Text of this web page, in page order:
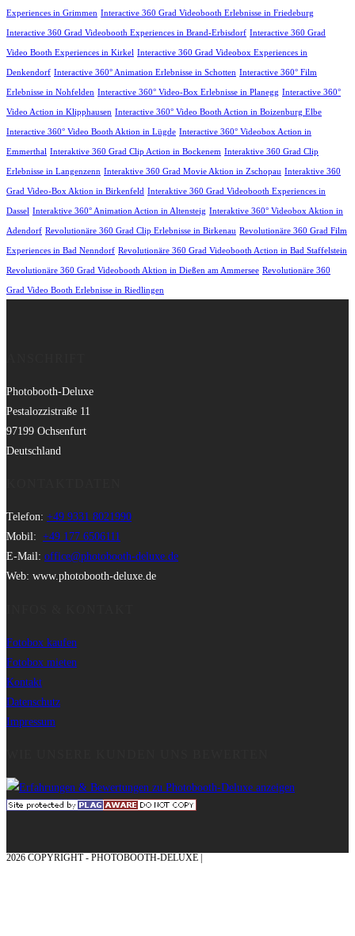
Experiences in Grimmen Interactive 360 Grad Videobooth Erlebnisse in Friedeburg
Interactive 360 Grad Videobooth Experiences in Brand-Erbisdorf Interactive 360 Grad
Video Booth Experiences in Kirkel Interactive 360 Grad Videobox Experiences in
Denkendorf Interactive 360° Animation Erlebnisse in Schotten Interactive 360° Film
Erlebnisse in Nohfelden Interactive 360° Video-Box Erlebnisse in Planegg Interactive 360°
Video Action in Klipphausen Interactive 360° Video Booth Action in Boizenburg Elbe
Interactive 360° Video Booth Aktion in Lügde Interactive 360° Videobox Action in
Emmerthal Interaktive 360 Grad Clip Action in Bockenem Interaktive 360 Grad Clip
Erlebnisse in Langenzenn Interaktive 360 Grad Movie Aktion in Zschopau Interaktive 360
Grad Video-Box Aktion in Birkenfeld Interaktive 360 Grad Videobooth Experiences in
Dassel Interaktive 360° Animation Action in Altensteig Interaktive 360° Videobox Aktion in
Adendorf Revolutionäre 360 Grad Clip Erlebnisse in Birkenau Revolutionäre 360 Grad Film
Experiences in Bad Nenndorf Revolutionäre 360 Grad Videobooth Action in Bad Staffelstein
Revolutionäre 360 Grad Videobooth Aktion in Dießen am Ammersee Revolutionäre 360
Grad Video Booth Erlebnisse in Riedlingen
Photobooth-Deluxe
Pestalozzistraße 11
97199 Ochsenfurt
Deutschland
Telefon: +49 9331 8021990
Mobil: +49 177 6506111
E-Mail: office@photobooth-deluxe.de
Web: www.photobooth-deluxe.de
Fotobox kaufen
Fotobox mieten
Kontakt
Datenschutz
Impressum
2026 COPYRIGHT - PHOTOBOOTH-DELUXE |